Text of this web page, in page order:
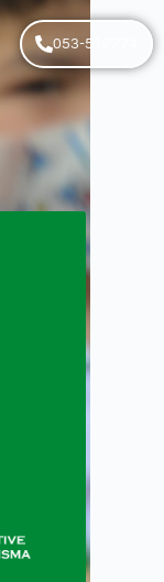
053-512274